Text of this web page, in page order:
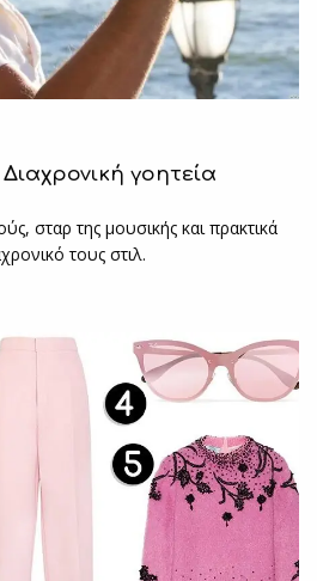
γοητεία
σταρ της μουσικής και πρακτικά
τους στιλ.